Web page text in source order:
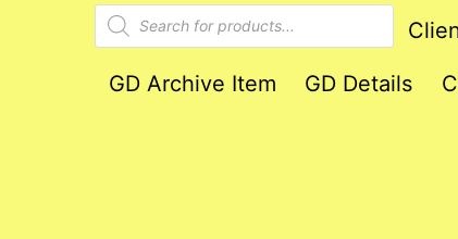
Products
search
GD Archive Item GD Details